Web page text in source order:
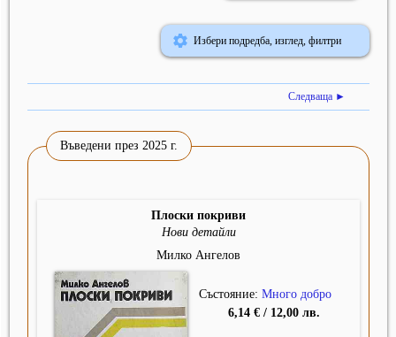
Избери подредба, изглед, филтри
Следваща ►
Въведени през 2025 г.
Плоски покриви
Нови детайли
Милко Ангелов
Състояние: Много добро
6,14 € / 12,00 лв.